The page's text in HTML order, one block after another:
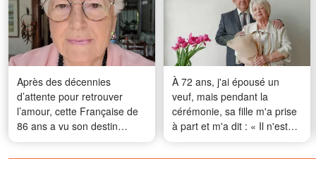
Après des décennies
d’attente pour retrouver
l’amour, cette Française de
86 ans a vu son destin
basculer dans une affaire
inattendue
À 72 ans, j'ai épousé un
veuf, mais pendant la
cérémonie, sa fille m'a prise
à part et m'a dit : « Il n'est
pas celui qu'il prétend être. »